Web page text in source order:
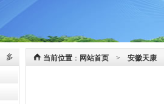
| 多 当前位置 ： 网站首页 > 安徽天康